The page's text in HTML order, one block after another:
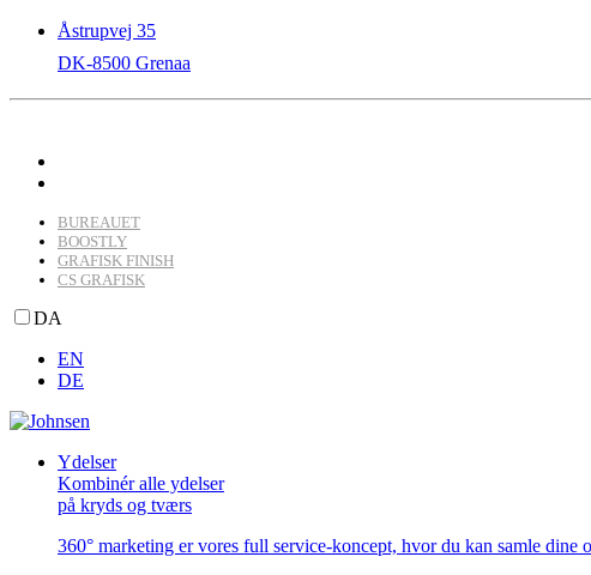
Åstrupvej 35
DK-8500 Grenaa
BUREAUET
BOOSTLY
GRAFISK FINISH
CS GRAFISK
DA
EN
DE
Ydelser
Kombinér alle ydelser
på kryds og tværs
360° marketing er vores full service-koncept, hvor du kan samle